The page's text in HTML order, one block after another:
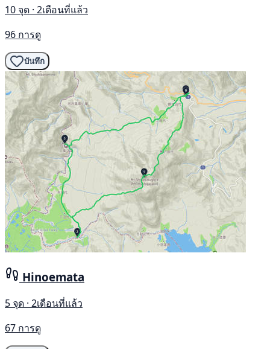
10 จุด · 2เดือนที่แล้ว
96 การดู
บันทึก
Hinoemata
5 จุด · 2เดือนที่แล้ว
67 การดู